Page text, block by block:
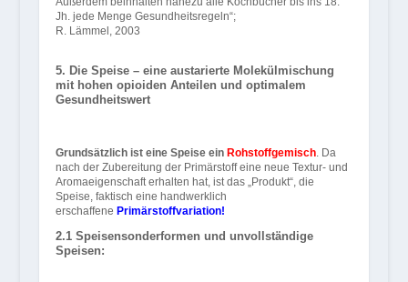
Jh. jede Menge Gesundheitsregeln“;
R. Lämmel, 2003
5. Die Speise – eine austarierte Molekülmischung
mit hohen opioiden Anteilen und optimalem
Gesundheitswert
Grundsätzlich ist eine Speise ein Rohstoffgemisch. Da
nach der Zubereitung der Primärstoff eine neue Textur- und
Aromaeigenschaft erhalten hat, ist das „Produkt“, die
Speise, faktisch eine handwerklich
erschaffene Primärstoffvariation!
2.1 Speisensonderformen und unvollständige
Speisen: